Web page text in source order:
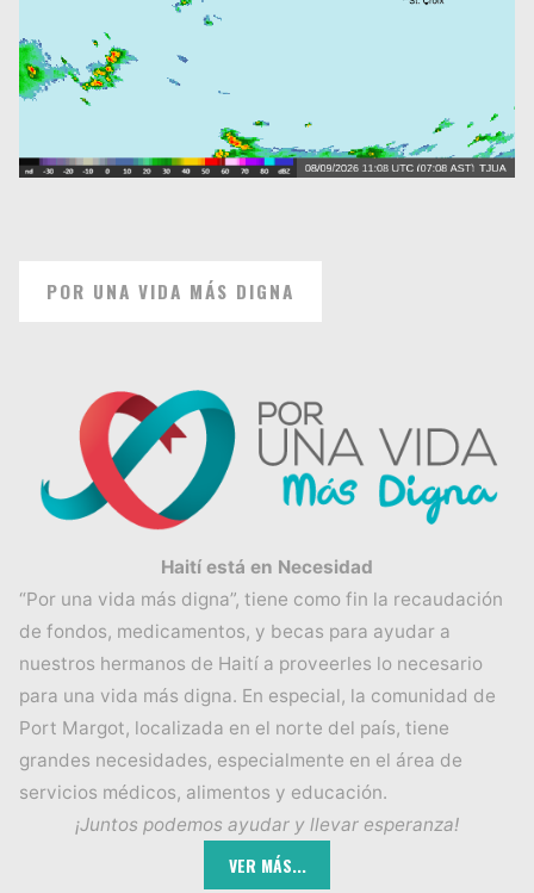
POR UNA VIDA MÁS DIGNA
Haití está en Necesidad
“Por una vida más digna”, tiene como fin la recaudación
de fondos, medicamentos, y becas para ayudar a
nuestros hermanos de Haití a proveerles lo necesario
para una vida más digna. En especial, la comunidad de
Port Margot, localizada en el norte del país, tiene
grandes necesidades, especialmente en el área de
servicios médicos, alimentos y educación.
¡Juntos podemos ayudar y llevar esperanza!